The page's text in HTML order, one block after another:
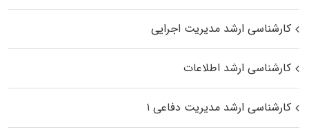
کارشناسی ارشد مدیریت اجرایی
کارشناسی ارشد اطلاعات
کارشناسی ارشد مدیریت دفاعی ۱